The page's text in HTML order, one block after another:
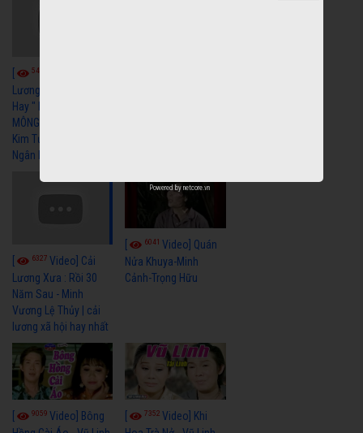
5462
Lương Xã Hội Siêu
Hay " BỂ HẬN MÊNH
MÔNG " Cải Lương
Kim Tử Long, Thanh
Ngân Hay Nhất
6327 Video] Cải
Lương Xưa : Rồi 30
Năm Sau - Minh
Vương Lệ Thủy | cải
lương xã hội hay nhất
6041Video] Quán
Nửa Khuya-Minh
Cảnh-Trọng Hữu
9059 Video] Bông
7352Video] Khi
Powered by netcore.vn